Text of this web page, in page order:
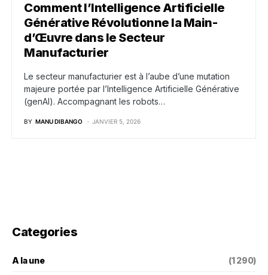
Comment l’Intelligence Artificielle
Générative Révolutionne la Main-
d’Œuvre dans le Secteur
Manufacturier
Le secteur manufacturier est à l’aube d’une mutation
majeure portée par l’Intelligence Artificielle Générative
(genAI). Accompagnant les robots…
BY MANU DIBANGO JANVIER 5, 2026
Categories
A la une (1 290)